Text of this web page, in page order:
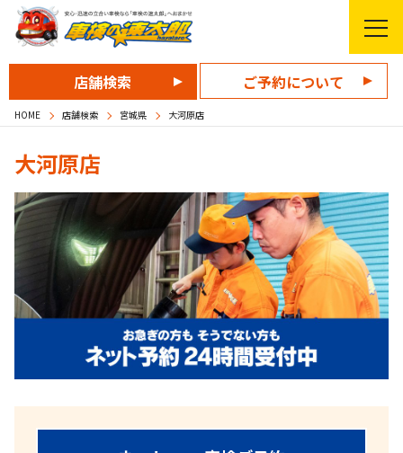
店舗検索 ご予約について
HOME 店舗検索 宮城県 大河原店
大河原店